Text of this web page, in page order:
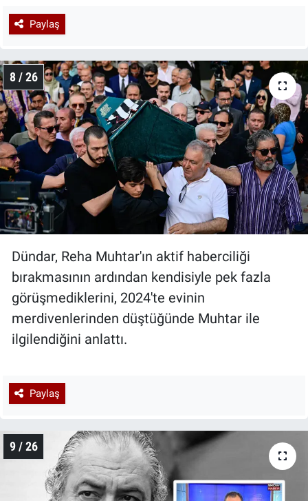
Paylaş
8 / 26
Dündar, Reha Muhtar'ın aktif haberciliği
bırakmasının ardından kendisiyle pek fazla
görüşmediklerini, 2024'te evinin
merdivenlerinden düştüğünde Muhtar ile
ilgilendiğini anlattı.
Paylaş
9 / 26